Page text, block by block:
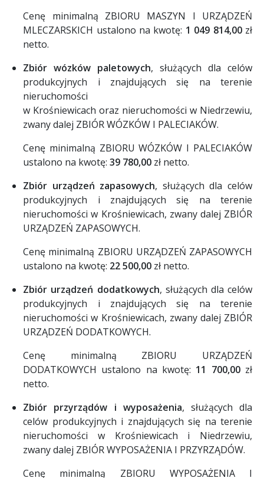
Cenę minimalną ZBIORU MASZYN I URZĄDZEŃ
MLECZARSKICH ustalono na kwotę: 1 049 814,00 zł
netto.
Zbiór wózków paletowych, służących dla celów
produkcyjnych i znajdujących się na terenie
nieruchomości
w Krośniewicach oraz nieruchomości w Niedrzewiu,
zwany dalej ZBIÓR WÓZKÓW I PALECIAKÓW.
Cenę minimalną ZBIORU WÓZKÓW I PALECIAKÓW
ustalono na kwotę:39 780,00 zł netto.
Zbiór urządzeń zapasowych, służących dla celów
produkcyjnych i znajdujących się na terenie
nieruchomości w Krośniewicach, zwany dalej ZBIÓR
URZĄDZEŃ ZAPASOWYCH.
Cenę minimalną ZBIORU URZĄDZEŃ ZAPASOWYCH
ustalono na kwotę: 22 500,00 zł netto.
Zbiór urządzeń dodatkowych, służących dla celów
produkcyjnych i znajdujących się na terenie
nieruchomości w Krośniewicach, zwany dalej ZBIÓR
URZĄDZEŃ DODATKOWYCH.
Cenę minimalną ZBIORU URZĄDZEŃ
DODATKOWYCH ustalono na kwotę: 11 700,00zł
netto.
Zbiór przyrządów i wyposażenia, służących dla
celów produkcyjnych i znajdujących się na terenie
nieruchomości w Krośniewicach i Niedrzewiu,
zwany dalej ZBIÓR WYPOSAŻENIA I PRZYRZĄDÓW.
Cenę minimalną ZBIORU WYPOSAŻENIA I